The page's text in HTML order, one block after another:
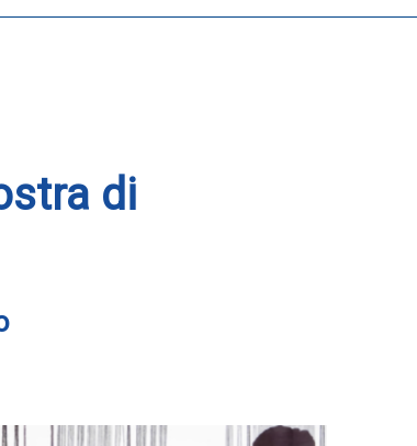
di